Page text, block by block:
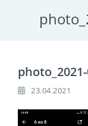
23.04.2021